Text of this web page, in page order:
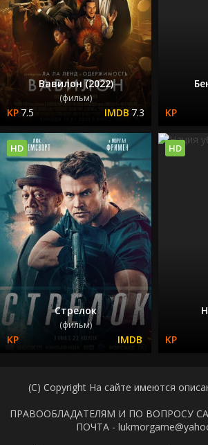
Вавилон (2022)
(фильм)
7.5 7.3
Стрелок
(фильм)
HD HD
(C) Copyright На сайте имеются
ПРАВООБЛАДАТЕЛЯМ И ПО ВОПРОСУ
ПОЧТА -